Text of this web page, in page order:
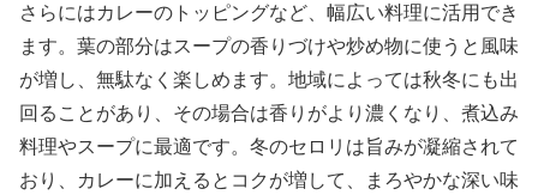
さらにはカレーのトッピングなど、幅広い料理に活用でき
ます。葉の部分はスープの香りづけや炒め物に使うと風味
が増し、無駄なく楽しめます。地域によっては秋冬にも出
回ることがあり、その場合は香りがより濃くなり、煮込み
料理やスープに最適です。冬のセロリは旨みが凝縮されて
おり、カレーに加えるとコクが増して、まろやかな深い味